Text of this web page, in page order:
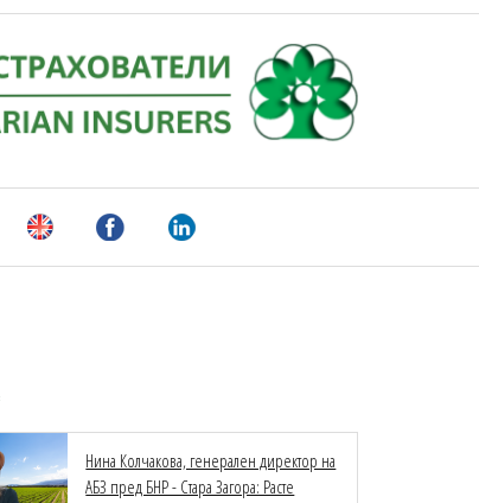
Нина Колчакова, генерален директор на
АБЗ пред БНР - Стара Загора: Расте